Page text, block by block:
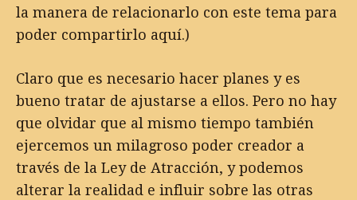
la manera de relacionarlo con este tema para
poder compartirlo aquí.)
Claro que es necesario hacer planes y es
bueno tratar de ajustarse a ellos. Pero no hay
que olvidar que al mismo tiempo también
ejercemos un milagroso poder creador a
través de la Ley de Atracción, y podemos
alterar la realidad e influir sobre las otras